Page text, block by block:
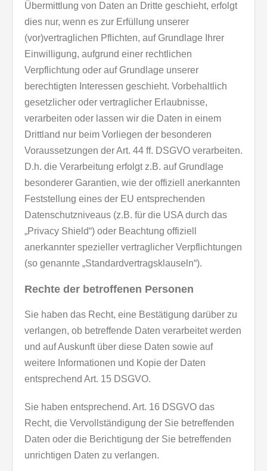
Übermittlung von Daten an Dritte geschieht, erfolgt
dies nur, wenn es zur Erfüllung unserer
(vor)vertraglichen Pflichten, auf Grundlage Ihrer
Einwilligung, aufgrund einer rechtlichen
Verpflichtung oder auf Grundlage unserer
berechtigten Interessen geschieht. Vorbehaltlich
gesetzlicher oder vertraglicher Erlaubnisse,
verarbeiten oder lassen wir die Daten in einem
Drittland nur beim Vorliegen der besonderen
Voraussetzungen der Art. 44 ff. DSGVO verarbeiten.
D.h. die Verarbeitung erfolgt z.B. auf Grundlage
besonderer Garantien, wie der offiziell anerkannten
Feststellung eines der EU entsprechenden
Datenschutzniveaus (z.B. für die USA durch das
„Privacy Shield“) oder Beachtung offiziell
anerkannter spezieller vertraglicher Verpflichtungen
(so genannte „Standardvertragsklauseln“).
Rechte der betroffenen Personen
Sie haben das Recht, eine Bestätigung darüber zu
verlangen, ob betreffende Daten verarbeitet werden
und auf Auskunft über diese Daten sowie auf
weitere Informationen und Kopie der Daten
entsprechend Art. 15 DSGVO.
Sie haben entsprechend. Art. 16 DSGVO das
Recht, die Vervollständigung der Sie betreffenden
Daten oder die Berichtigung der Sie betreffenden
unrichtigen Daten zu verlangen.